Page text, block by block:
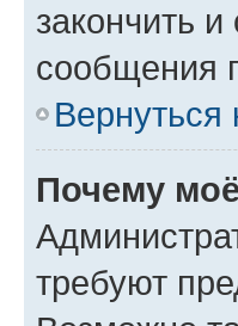
закончить
сообщения
Вернуться
Почему
требуют